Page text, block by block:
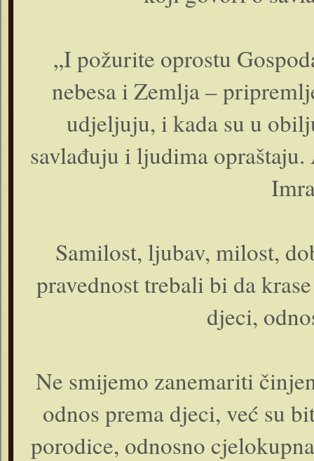
„I požurite oprostu
nebesa i Zemlja –
udjeljuju, i kada su u
savlađuju i ljudima
Samilost, ljubav, milost,
pravednost trebali bi da
djeci,
Ne smijemo zanemariti
odnos prema djeci, već su
porodice, odnosno